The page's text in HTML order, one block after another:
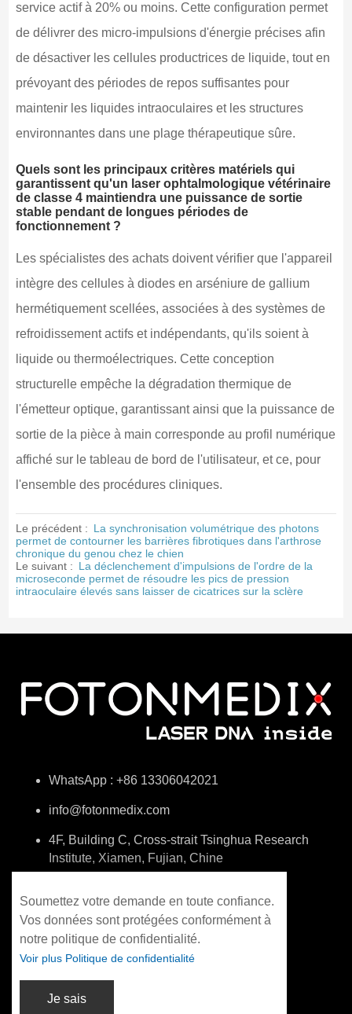
service actif à 20% ou moins. Cette configuration permet
de délivrer des micro-impulsions d'énergie précises afin
de désactiver les cellules productrices de liquide, tout en
prévoyant des périodes de repos suffisantes pour
maintenir les liquides intraoculaires et les structures
environnantes dans une plage thérapeutique sûre.
Quels sont les principaux critères matériels qui
garantissent qu'un laser ophtalmologique vétérinaire
de classe 4 maintiendra une puissance de sortie
stable pendant de longues périodes de
fonctionnement ?
Les spécialistes des achats doivent vérifier que l'appareil
intègre des cellules à diodes en arséniure de gallium
hermétiquement scellées, associées à des systèmes de
refroidissement actifs et indépendants, qu'ils soient à
liquide ou thermoélectriques. Cette conception
structurelle empêche la dégradation thermique de
l'émetteur optique, garantissant ainsi que la puissance de
sortie de la pièce à main corresponde au profil numérique
affiché sur le tableau de bord de l'utilisateur, et ce, pour
l'ensemble des procédures cliniques.
Le précédent : La synchronisation volumétrique des photons
permet de contourner les barrières fibrotiques dans l'arthrose
chronique du genou chez le chien
Le suivant : La déclenchement d'impulsions de l'ordre de la
microseconde permet de résoudre les pics de pression
intraoculaire élevés sans laisser de cicatrices sur la sclère
WhatsApp : +86 13306042021
info@fotonmedix.com
4F, Building C, Cross-strait Tsinghua Research
Institute, Xiamen, Fujian, Chine
Soumettez votre demande en toute confiance.
Vos données sont protégées conformément à
notre politique de confidentialité.
Voir plus Politique de confidentialité
Je sais